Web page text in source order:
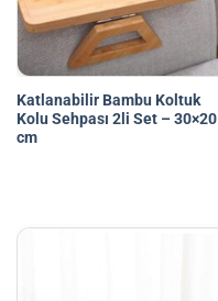
Katlanabilir Bambu Koltuk
Kolu Sehpası 2li Set – 30×20
cm